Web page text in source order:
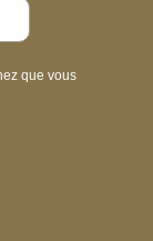
que vous